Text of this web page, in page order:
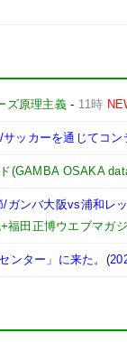
ズ原理主義- 11時
ッカーを通じてコン
(GAMBA OSAKA
/ガンバ大阪vs浦和
福田正博ウエブマガ
ンター」に来た。